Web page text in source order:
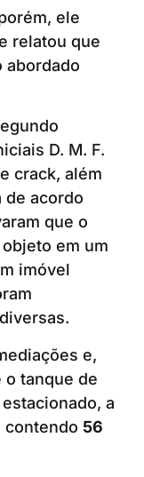
ele
relatou que
abordado
D. M. F.
crack, além
de acordo
que o
em um
imóvel
e,
o tanque de
a
contendo 56